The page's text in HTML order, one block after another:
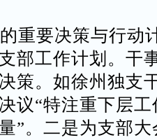
重要决策与行动
部工作计划。干
策。如徐州独支
议“特注重下层
”。二是为支部